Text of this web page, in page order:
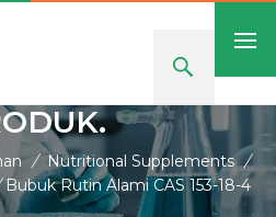
/ Nutritional Supplements /
Bubuk Rutin Alami CAS 153-18-4